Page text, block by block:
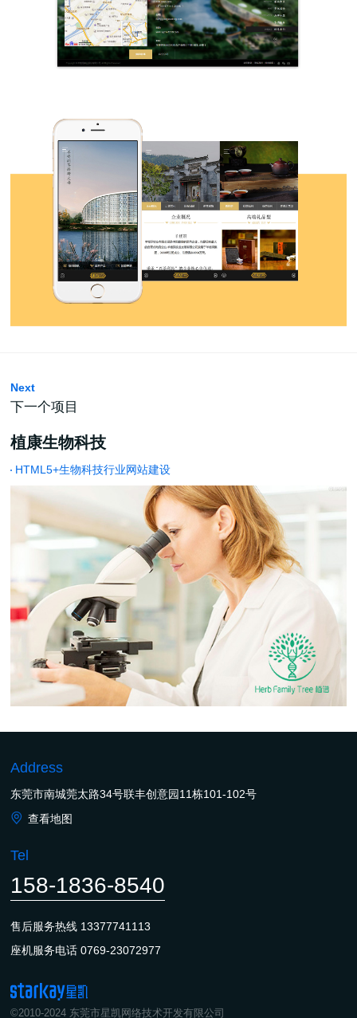
Next
下一个项目
植康生物科技
HTML5+生物科技行业网站建设
©2010-2024 东莞市星凯网络技术开发有限公司
Address
东莞市南城莞太路34号联丰创意园11栋101-102号
查看地图
Tel
158-1836-8540
售后服务热线 13377741113
座机服务电话0769-23072977